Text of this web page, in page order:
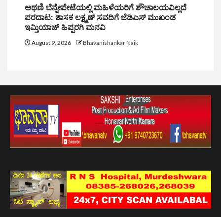
ಅಥಣಿ ಬೆನ್ನೇಪೇಟೆಯಲ್ಲಿ ಮಹಿಳೆಯರಿಗೆ ಶೌಚಾಲಯವಿಲ್ಲದೆ
ಪರದಾಟ: ಶಾಸಕ ಲಕ್ಷ್ಮಣ್ ಸವದಿಗೆ ಜೆಡಿಎಸ್ ಮುಖಂಡ
ಇಮ್ತಿಯಾಜ್ ಹಿಪ್ಪರಗಿ ಮನವಿ
August 9, 2026 Bhavanishankar Naik